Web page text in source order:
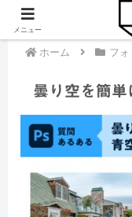
ホーム フ
曇り空を簡単
メニュー